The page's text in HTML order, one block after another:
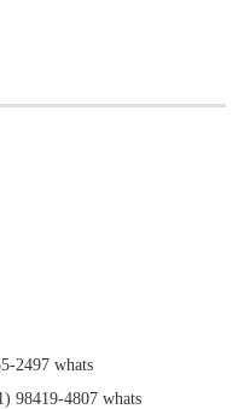
2497 whats
98419-4807 whats